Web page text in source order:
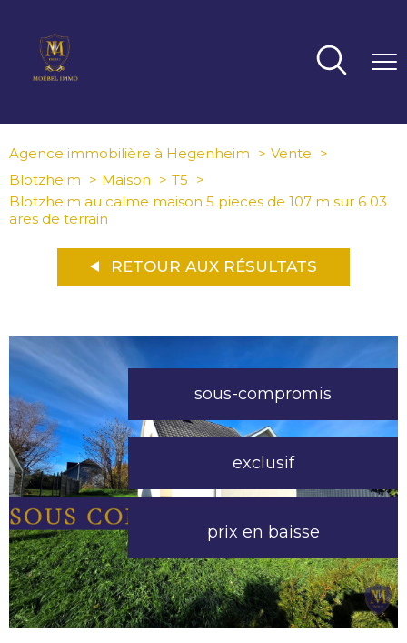
Agence immobilière à Hegenheim
Vente
Blotzheim
Maison
T5
Blotzheim au calme maison 5 pieces de 107 m sur 6 03
ares de terrain
RETOUR AUX RÉSULTATS
sous-compromis
exclusif
prix en baisse